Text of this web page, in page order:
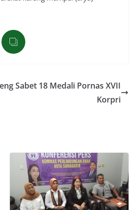
Sabet 18 Medali Pornas XVII
Korpri